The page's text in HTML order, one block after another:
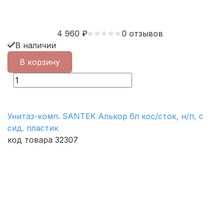
4 960 ₽
0 отзывов
В наличии
В корзину
Унитаз-комп. SANTEK Алькор 6л кос/сток, н/п, с
сид. пластик
код товара 32307